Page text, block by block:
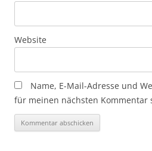
Website
Name, E-Mail-Adresse und
für meinen nächsten Kommentar